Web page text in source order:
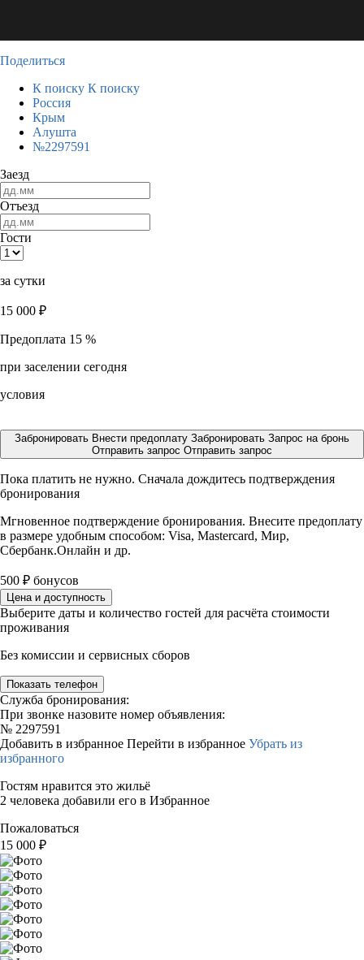
Поделиться
К поиску К поиску
Россия
Крым
Алушта
№2297591
Заезд
Отъезд
Гости
за сутки
15 000 ₽
Предоплата 15 %
при заселении сегодня
условия
Забронировать Внести предоплату Забронировать Запрос на бронь
Отправить запрос Отправить запрос
Пока платить не нужно. Сначала дождитесь подтверждения
бронирования
Мгновенное подтверждение бронирования. Внесите предоплату
в размере удобным способом: Visa, Mastercard, Мир,
Сбербанк.Онлайн и др.
500 ₽ бонусов
Цена и доступность
Выберите даты и количество гостей для расчёта стоимости
проживания
Без комиссии и сервисных сборов
Показать телефон
Служба бронирования:
При звонке назовите номер объявления:
№ 2297591
Добавить в избранное Перейти в избранное Убрать из
избранного
Гостям нравится это жильё
2 человека добавили его в Избранное
Пожаловаться
15 000 ₽